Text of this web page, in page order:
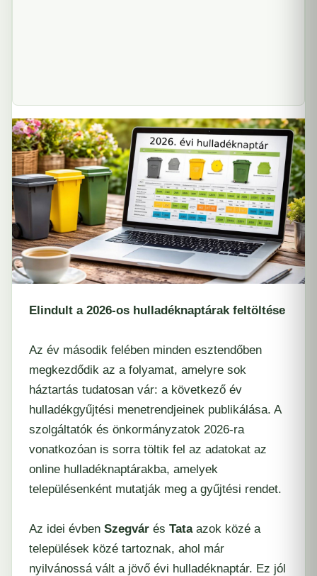
Elindult a 2026-os hulladéknaptárakfeltöltése
Az év második felében minden esztendőben
megkezdődik az a folyamat, amelyre sok
háztartás tudatosan vár: a következő év
hulladékgyűjtési menetrendjeinek publikálása. A
szolgáltatók és önkormányzatok 2026-ra
vonatkozóan is sorra töltik fel az adatokat az
online hulladéknaptárakba, amelyek
településenként mutatják meg a gyűjtési rendet.
Az idei évben Szegvár és Tataazok közé a
települések közé tartoznak, ahol már
nyilvánossá vált a jövő évi hulladéknaptár. Ez jól